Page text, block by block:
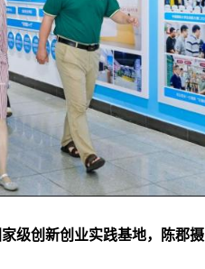
级创新创业实践基地，陈郡摄